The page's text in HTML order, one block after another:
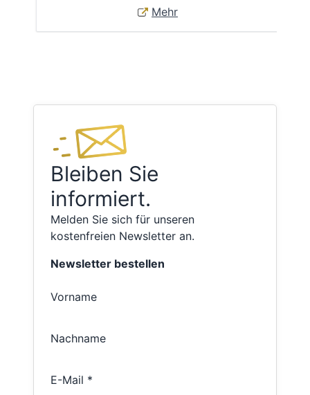
Mehr
Bleiben Sie
informiert.
Melden Sie sich für unseren
kostenfreien Newsletter an.